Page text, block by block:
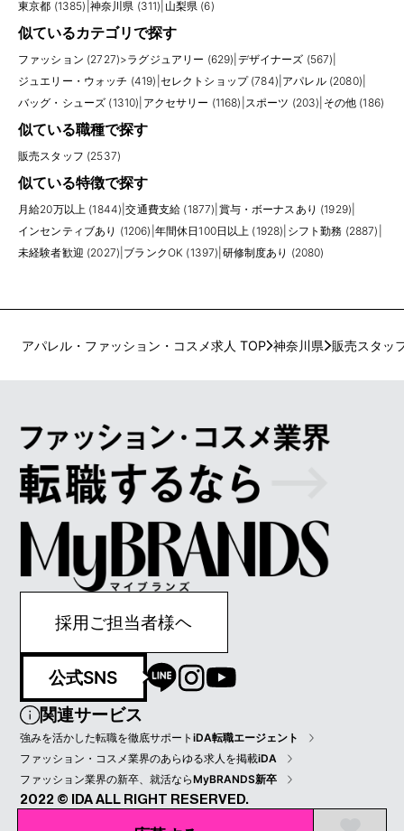
東京都 (1385) 神奈川県 (311) 山梨県 (6)
似ているカテゴリで探す
ファッション (2727)>ラグジュアリー (629) デザイナーズ (567)
ジュエリー・ウォッチ (419) セレクトショップ (784) アパレル (2080)
バッグ・シューズ (1310) アクセサリー (1168) スポーツ (203) その他 (186)
似ている職種で探す
販売スタッフ (2537)
似ている特徴で探す
月給20万以上 (1844) |交通費支給 (1877) 賞与・ボーナスあり (1929)
インセンティブあり (1206) 年間休日100日以上 (1928) シフト勤務 (2887)
未経験者歓迎 (2027) ブランクOK (1397) 研修制度あり (2080)
アパレル・ファッション・コスメ求人 TOP 神奈川県 販売スタッ
採用ご担当者様ヘ
公式SNS
関連サービス
強みを活かした転職を徹底サポートiDA転職エージェント
ファッション・コスメ業界のあらゆる求人を掲載iDA
ファッション業界の新卒、就活ならMyBRANDS新卒
2022 © IDA ALL RIGHT RESERVED.